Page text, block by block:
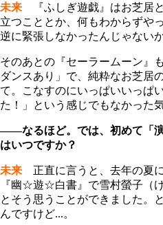
未来 『ふしぎ遊戯』はお芝居
立つこととか、何もわからずや
逆に緊張しなかったんじゃない
そのあとの『セーラームーン』
ダンスあり」で、純粋なお芝居
て。こなすのにいっぱいいっぱ
た！」という感じでもなかった
――なるほど。では、初めて「
はいつですか？
未来 正直に言うと、去年の夏
『幽☆遊☆白書』で雪村螢子（
とそう思うことができました。
んですけど...。